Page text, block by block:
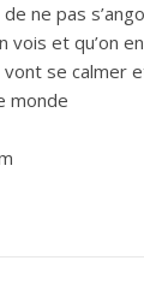
ne pas
vois et qu’on
se calmer
monde